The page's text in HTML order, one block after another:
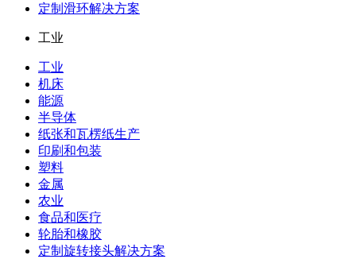
定制滑环解决方案
工业
工业
机床
能源
半导体
纸张和瓦楞纸生产
印刷和包装
塑料
金属
农业
食品和医疗
轮胎和橡胶
定制旋转接头解决方案